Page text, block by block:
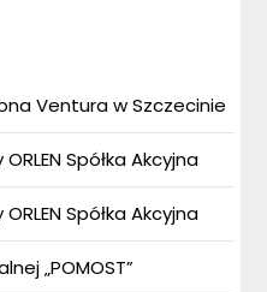
Ventura w Szczecinie
Spółka Akcyjna
Spółka Akcyjna
„POMOST”